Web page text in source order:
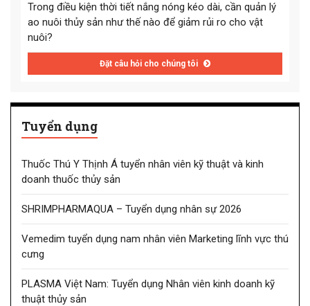
Trong điều kiện thời tiết nắng nóng kéo dài, cần quản lý
ao nuôi thủy sản như thế nào để giảm rủi ro cho vật
nuôi?
Đặt câu hỏi cho chúng tôi
Tuyển dụng
Thuốc Thú Y Thịnh Á tuyển nhân viên kỹ thuật và kinh
doanh thuốc thủy sản
SHRIMPHARMAQUA – Tuyển dụng nhân sự 2026
Vemedim tuyển dụng nam nhân viên Marketing lĩnh vực thú
cưng
PLASMA Việt Nam: Tuyển dụng Nhân viên kinh doanh kỹ
thuật thủy sản